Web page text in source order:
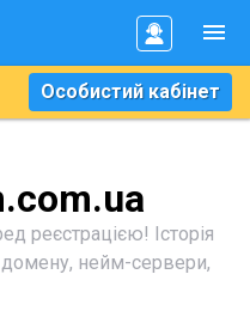
Особистий кабінет
реєстрацією! Історія
домену, нейм-сервери,